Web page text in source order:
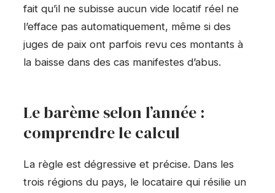
fait qu’il ne subisse aucun vide locatif réel ne
l’efface pas automatiquement, même si des
juges de paix ont parfois revu ces montants à
la baisse dans des cas manifestes d’abus.
Le barème selon l’année :
comprendre le calcul
La règle est dégressive et précise. Dans les
trois régions du pays, le locataire qui résilie un